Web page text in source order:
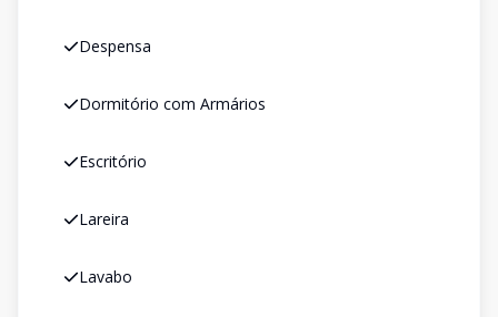
Despensa
Dormitório com Armários
Escritório
Lareira
Lavabo